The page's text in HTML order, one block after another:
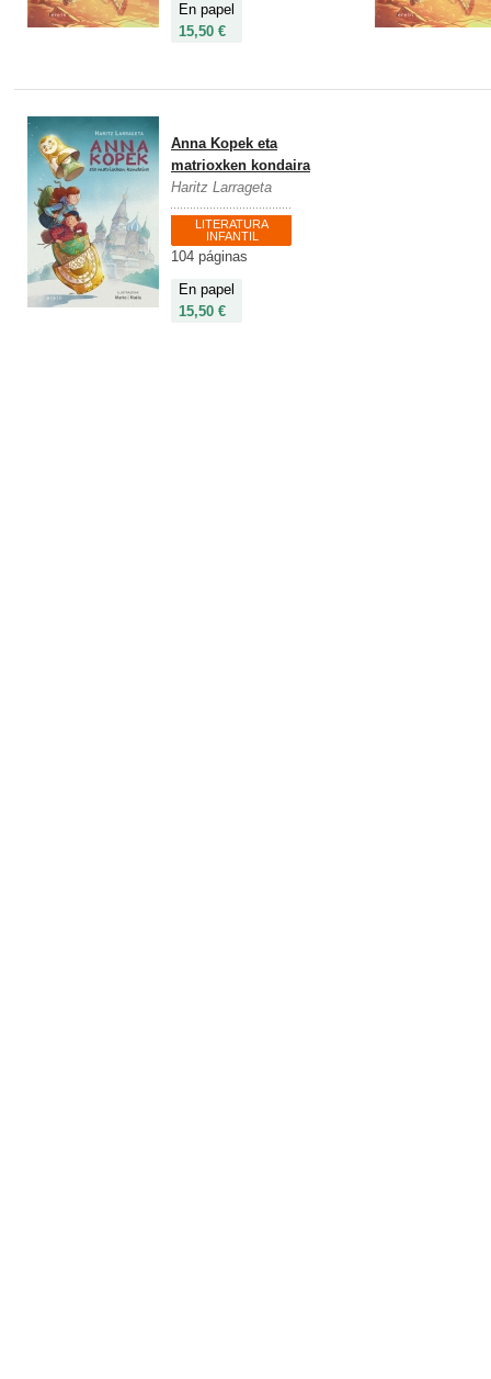
En papel
15,50 €
Anna Kopek eta
matrioxken kondaira
Haritz Larrageta
LITERATURA
INFANTIL
104 páginas
En papel
15,50 €